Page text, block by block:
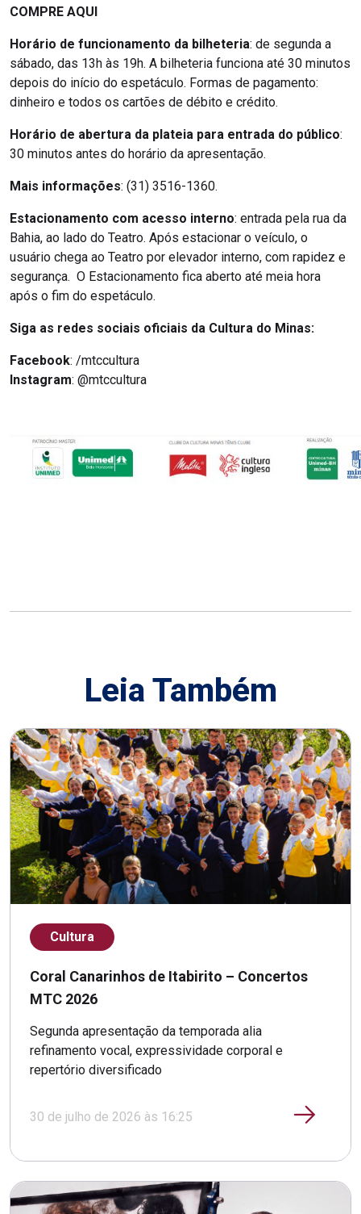
COMPRE AQUI
Horário de funcionamento da bilheteria: de segunda a
sábado, das 13h às 19h. A bilheteria funciona até 30 minutos
depois do início do espetáculo. Formas de pagamento:
dinheiro e todos os cartões de débito e crédito.
Horário de abertura da plateia para entrada do público:
30 minutos antes do horário da apresentação.
Mais informações: (31) 3516-1360.
Estacionamento com acesso interno: entrada pela rua da
Bahia, ao lado do Teatro. Após estacionar o veículo, o
usuário chega ao Teatro por elevador interno, com rapidez e
segurança. O Estacionamento fica aberto até meia hora
após o fim do espetáculo.
Siga as redes sociais oficiais da Cultura do Minas:
Facebook: /mtccultura
Instagram: @mtccultura
Leia Também
Cultura
Coral Canarinhos de Itabirito – Concertos
MTC 2026
Segunda apresentação da temporada alia
refinamento vocal, expressividade corporal e
repertório diversificado
30 de julho de 2026 às 16:25